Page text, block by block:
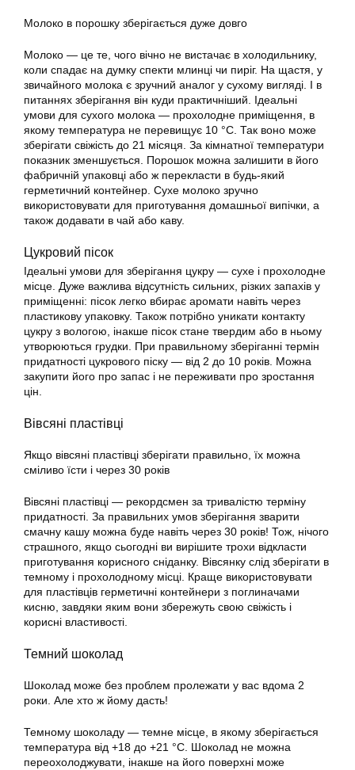
Молоко в порошку зберігається дуже довго
Молоко — це те, чого вічно не вистачає в холодильнику,
коли спадає на думку спекти млинці чи пиріг. На щастя, у
звичайного молока є зручний аналог у сухому вигляді. І в
питаннях зберігання він куди практичніший. Ідеальні
умови для сухого молока — прохолодне приміщення, в
якому температура не перевищує 10 °C. Так воно може
зберігати свіжість до 21 місяця. За кімнатної температури
показник зменшується. Порошок можна залишити в його
фабричній упаковці або ж перекласти в будь-який
герметичний контейнер. Сухе молоко зручно
використовувати для приготування домашньої випічки, а
також додавати в чай або каву.
Цукровий пісок
Ідеальні умови для зберігання цукру — сухе і прохолодне
місце. Дуже важлива відсутність сильних, різких запахів у
приміщенні: пісок легко вбирає аромати навіть через
пластикову упаковку. Також потрібно уникати контакту
цукру з вологою, інакше пісок стане твердим або в ньому
утворюються грудки. При правильному зберіганні термін
придатності цукрового піску — від 2 до 10 років. Можна
закупити його про запас і не переживати про зростання
цін.
Вівсяні пластівці
Якщо вівсяні пластівці зберігати правильно, їх можна
сміливо їсти і через 30 років
Вівсяні пластівці — рекордсмен за тривалістю терміну
придатності. За правильних умов зберігання зварити
смачну кашу можна буде навіть через 30 років! Тож, нічого
страшного, якщо сьогодні ви вирішите трохи відкласти
приготування корисного сніданку. Вівсянку слід зберігати в
темному і прохолодному місці. Краще використовувати
для пластівців герметичні контейнери з поглиначами
кисню, завдяки яким вони збережуть свою свіжість і
корисні властивості.
Темний шоколад
Шоколад може без проблем пролежати у вас вдома 2
роки. Але хто ж йому дасть!
Темному шоколаду — темне місце, в якому зберігається
температура від +18 до +21 °С. Шоколад не можна
переохолоджувати, інакше на його поверхні може